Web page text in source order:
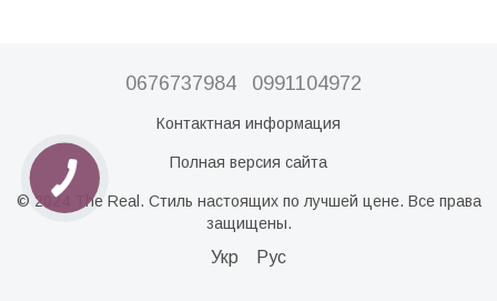
0676737984 0991104972
Контактная информация
Полная версия сайта
© 2024 The Real. Стиль настоящих по лучшей цене. Все права
защищены.
Укр Рус